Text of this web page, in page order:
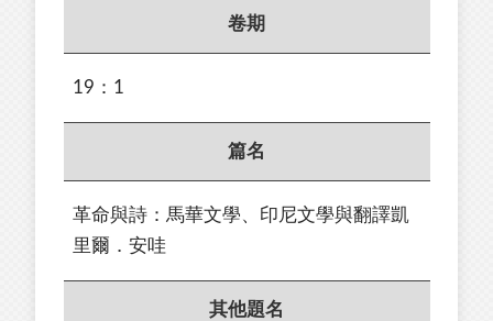
卷期
19：1
篇名
革命與詩：馬華文學、印尼文學與翻譯凱
里爾．安哇
其他題名